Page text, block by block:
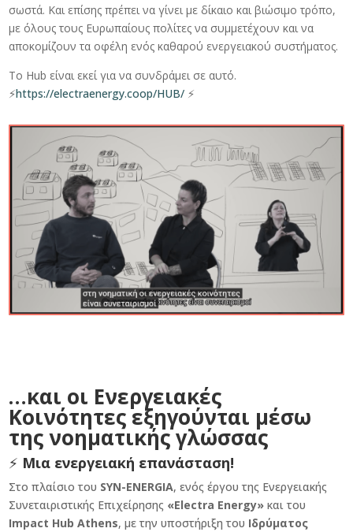
σωστά. Και επίσης πρέπει να γίνει με δίκαιο και βιώσιμο τρόπο,
με όλους τους Ευρωπαίους πολίτες να συμμετέχουν και να
αποκομίζουν τα οφέλη ενός καθαρού ενεργειακού συστήματος.
Το Hub είναι εκεί για να συνδράμει σε αυτό.
⚡https://electraenergy.coop/HUB/ ⚡
…και οι Eνεργειακές
Kοινότητες εξηγούνται μέσω
της νοηματικής γλώσσας
⚡️ Μια ενεργειακή επανάσταση!
Στο πλαίσιο του SYN-ENERGIA, ενός έργου της Ενεργειακής
Συνεταιριστικής Επιχείρησης «Electra Energy» και του
Impact Hub Athens, με την υποστήριξη του Ιδρύματος